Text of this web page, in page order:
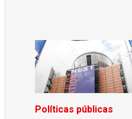
Políticas públicas